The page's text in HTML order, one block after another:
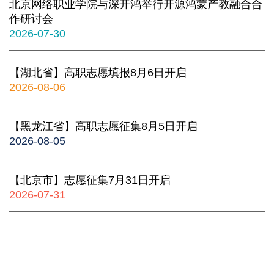
北京网络职业学院与深开鸿举行开源鸿蒙产教融合合
作研讨会
2026-07-30
【湖北省】高职志愿填报8月6日开启
2026-08-06
【黑龙江省】高职志愿征集8月5日开启
2026-08-05
【北京市】志愿征集7月31日开启
2026-07-31